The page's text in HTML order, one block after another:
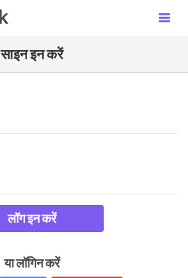
साइन इन करें
लॉग इन करें
या लॉगिन करें